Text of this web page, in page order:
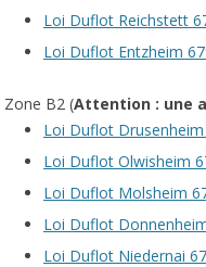
Loi Duflot Reichstett
Loi Duflot Entzheim
Zone B2 (Attention : une
Loi Duflot
Loi Duflot Olwisheim
Loi Duflot Molsheim
Loi Duflot
Loi Duflot Niedernai